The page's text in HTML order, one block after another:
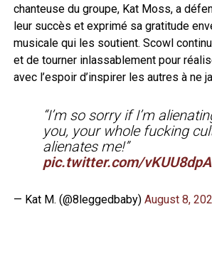
chanteuse du groupe, Kat Moss, a
leur succès et exprimé sa gratitude
musicale qui les soutient. Scowl
et de tourner inlassablement pour
avec l’espoir d’inspirer les autres à ne
“I’m so sorry if I’m
you, your whole fucking
alienates me!”
pic.twitter.com/
— Kat M. (@8leggedbaby) August 8,